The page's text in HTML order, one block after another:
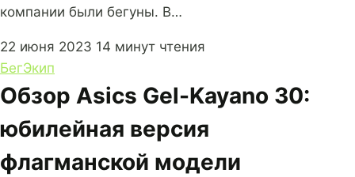
компании были бегуны. В…
22 июня 2023 14 минут чтения
БегЭкип
Обзор Asics Gel-Kayano 30:
юбилейная версия
флагманской модели